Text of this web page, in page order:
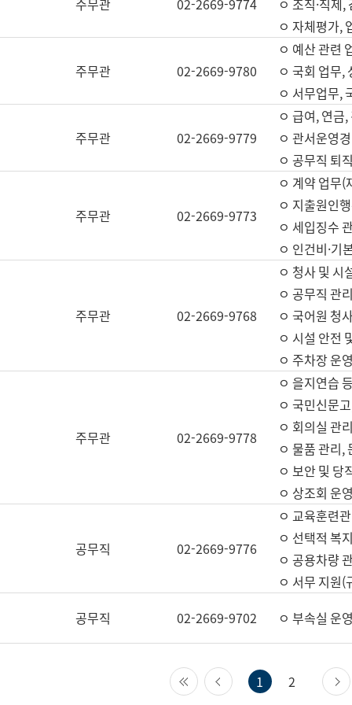
주무관 02-2669-9774
ㅇ 조직·직제
ㅇ 자체평가,
주무관 02-2669-9780
ㅇ 예산 관련
ㅇ 국회 업무
ㅇ 서무업무,
주무관 02-2669-9779
ㅇ 급여, 연금
ㅇ 관서운영
ㅇ 공무직 퇴
주무관 02-2669-9773
ㅇ 계약 업무(
ㅇ 지출원인
ㅇ 세입징수
ㅇ 인건비·기
주무관 02-2669-9768
ㅇ 청사 및 시
ㅇ 공무직 관
ㅇ 국어원 청
ㅇ 시설 안전
ㅇ 주차장 운
주무관 02-2669-9778
ㅇ 을지연습
ㅇ 국민신문
ㅇ 회의실 관
ㅇ 물품 관리,
ㅇ 보안 및 당
ㅇ 상조회 운
공무직 02-2669-9776
ㅇ 교육훈련
ㅇ 선택적 복
ㅇ 공용차량
ㅇ 서무 지원
공무직
02-2669-9702 ㅇ 부속실 운
첫 페이지이전 페이지
1 2